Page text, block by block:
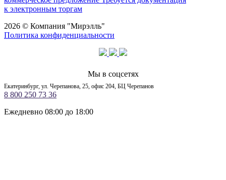
к электронным торгам
2026 © Компания "Мирэлль"
Политика конфиденциальности
Мы в соцсетях
Екатеринбург, ул. Черепанова, 25, офис 204, БЦ Черепанов
8 800 250 73 36
Ежедневно 08:00 до 18:00